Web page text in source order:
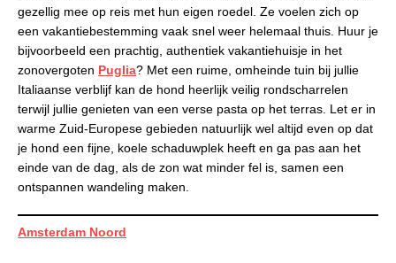
gezellig mee op reis met hun eigen roedel. Ze voelen zich op
een vakantiebestemming vaak snel weer helemaal thuis. Huur je
bijvoorbeeld een prachtig, authentiek vakantiehuisje in het
zonovergoten Puglia? Met een ruime, omheinde tuin bij jullie
Italiaanse verblijf kan de hond heerlijk veilig rondscharrelen
terwijl jullie genieten van een verse pasta op het terras. Let er in
warme Zuid-Europese gebieden natuurlijk wel altijd even op dat
je hond een fijne, koele schaduwplek heeft en ga pas aan het
einde van de dag, als de zon wat minder fel is, samen een
ontspannen wandeling maken.
Amsterdam Noord